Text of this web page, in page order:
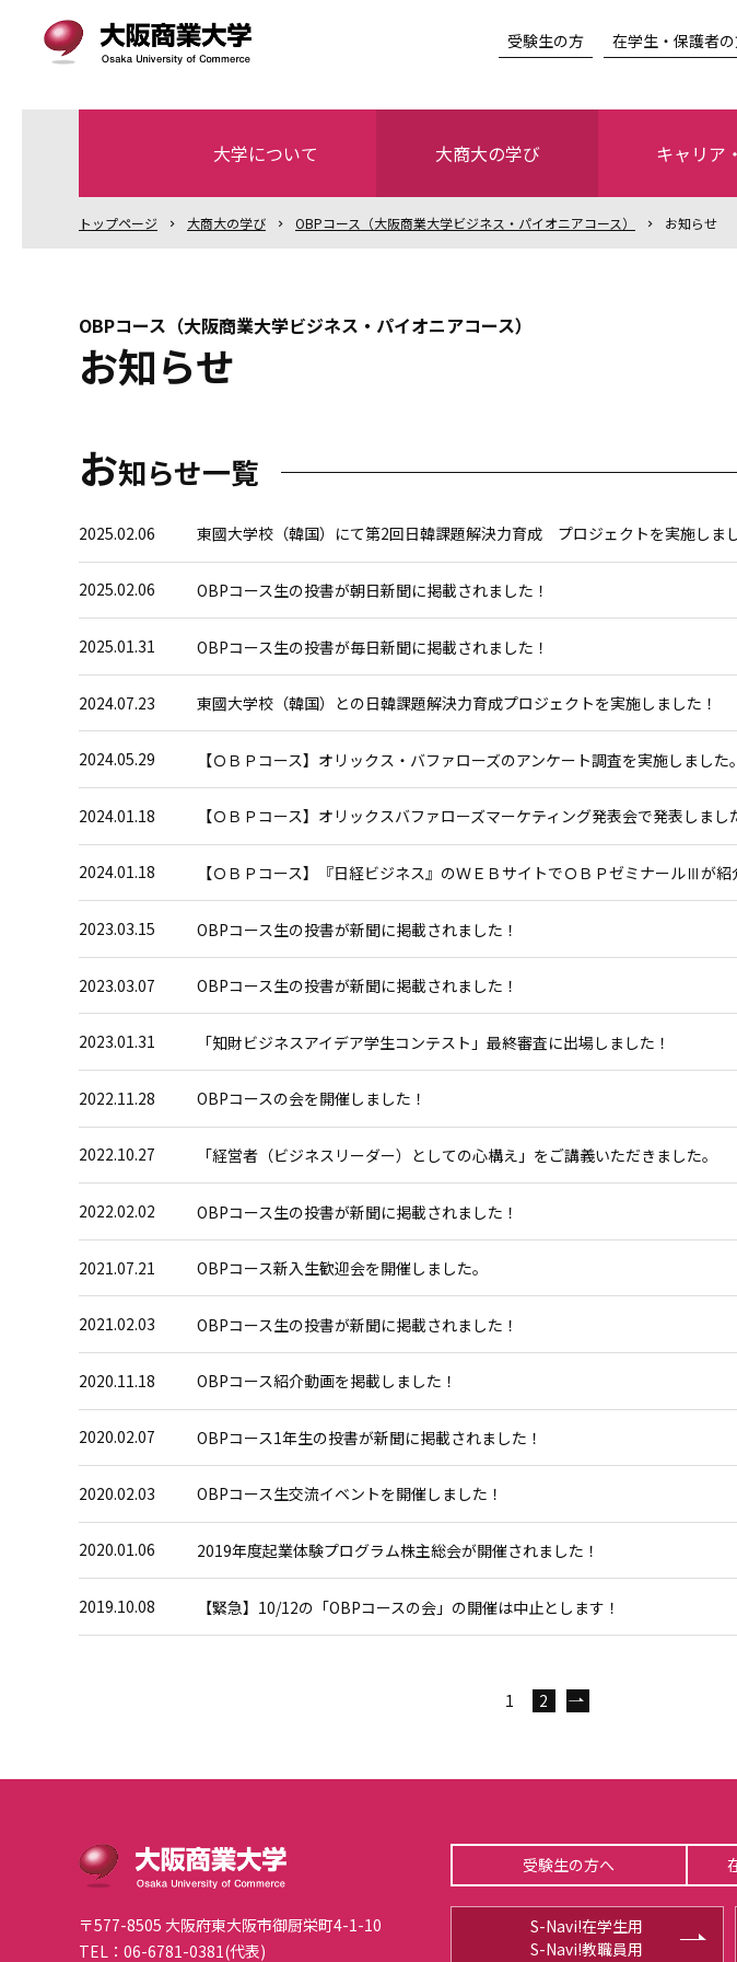
受験生の方 在学生・保護者
大学について 大商大の学び キャリア
トップページ 大商大の学び OBPコース（大阪商業大学ビジネス・パイオニアコース） お知らせ
OBPコース（大阪商業大学ビジネス・パイオニアコース）
お知らせ
お知らせ一覧
2025.02.06 東國大学校（韓国）にて第2回日韓課題解決力育成 プロジェクトを実施しま
2025.02.06 OBPコース生の投書が朝日新聞に掲載されました！
2025.01.31 OBPコース生の投書が毎日新聞に掲載されました！
2024.07.23 東國大学校（韓国）との日韓課題解決力育成プロジェクトを実施しました！
2024.05.29 【ＯＢＰコース】オリックス・バファローズのアンケート調査を実施しました。
2024.01.18 【ＯＢＰコース】オリックスバファローズマーケティング発表会で発表しまし
2024.01.18 【ＯＢＰコース】『日経ビジネス』のＷＥＢサイトでＯＢＰゼミナールⅢが紹
2023.03.15 OBPコース生の投書が新聞に掲載されました！
2023.03.07 OBPコース生の投書が新聞に掲載されました！
2023.01.31 「知財ビジネスアイデア学生コンテスト」最終審査に出場しました！
2022.11.28 OBPコースの会を開催しました！
2022.10.27 「経営者（ビジネスリーダー）としての心構え」をご講義いただきました。
2022.02.02 OBPコース生の投書が新聞に掲載されました！
2021.07.21 OBPコース新入生歓迎会を開催しました。
2021.02.03 OBPコース生の投書が新聞に掲載されました！
2020.11.18 OBPコース紹介動画を掲載しました！
2020.02.07 OBPコース1年生の投書が新聞に掲載されました！
2020.02.03 OBPコース生交流イベントを開催しました！
2020.01.06 2019年度起業体験プログラム株主総会が開催されました！
2019.10.08 【緊急】10/12の「OBPコースの会」の開催は中止とします！
1 2
〒577-8505 大阪府東大阪市御厨栄町4-1-10
TEL：06-6781-0381(代表)
受験生の方へ
S-Navi!在学生用
S-Navi!教職員用